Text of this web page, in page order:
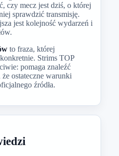
czy mecz jest dziś, o której
sprawdzić transmisję.
jest kolejność wydarzeń i
to fraza, której
Strims TOP
pomaga znaleźć
ostateczne warunki
źródła.